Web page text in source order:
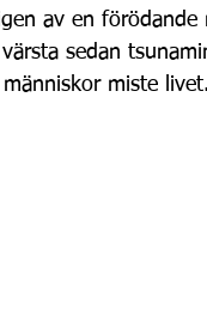
av en förödande
sedan
miste livet.